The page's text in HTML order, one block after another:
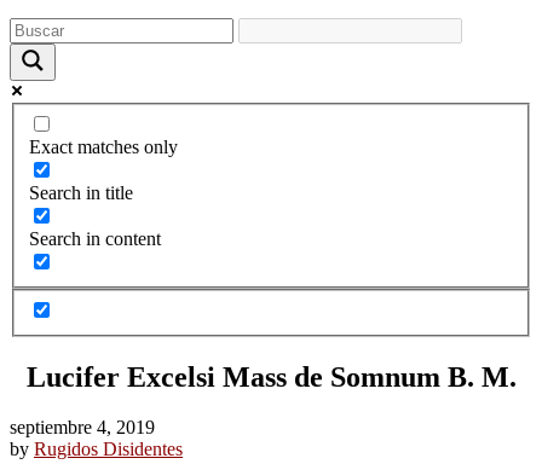
Exact matches only
Search in title
Search in content
Lucifer Excelsi Mass de Somnum B. M.
septiembre 4, 2019
by Rugidos Disidentes